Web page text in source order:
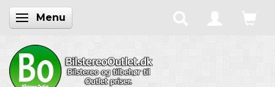
Skifte navigation
Menu